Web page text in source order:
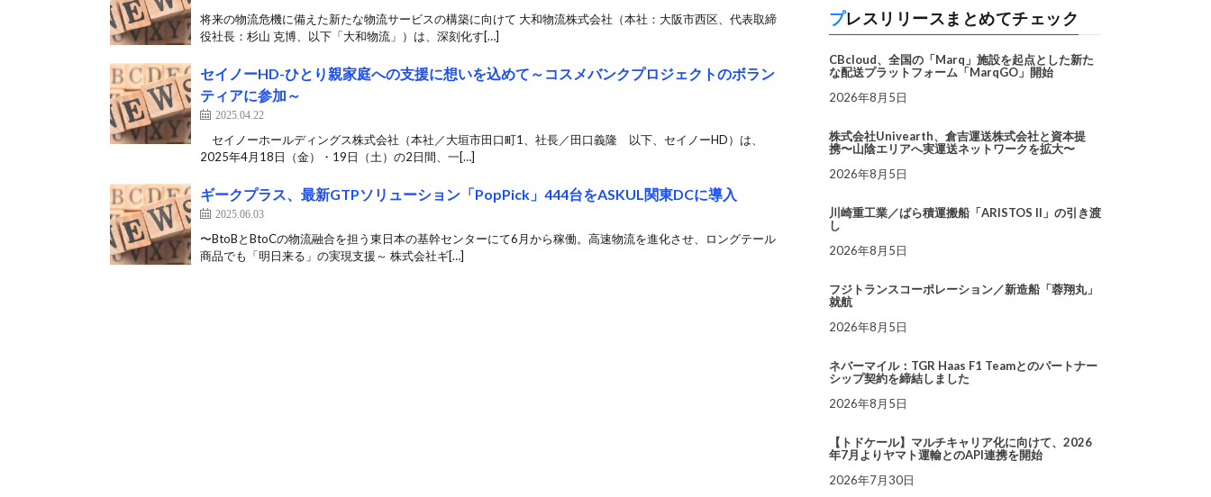
将来の物流危機に備えた新たな物流サービスの構築に向けて 大和物流株式会社（本社：大阪市西区、代表取締
役社長：杉山 克博、以下「大和物流」）は、深刻化す[…]
セイノーHD-ひとり親家庭への支援に想いを込めて～コスメバンクプロジェクトのボラン
ティアに参加～
2025.04.22
セイノーホールディングス株式会社（本社／大垣市田口町1、社長／田口義隆 以下、セイノーHD）は、
2025年4月18日（金）・19日（土）の2日間、一[…]
ギークプラス、最新GTPソリューション「PopPick」444台をASKUL関東DCに導入
2025.06.03
〜BtoBとBtoCの物流融合を担う東日本の基幹センターにて6月から稼働。高速物流を進化させ、ロングテール
商品でも「明日来る」の実現支援～ 株式会社ギ[…]
プレスリリースまとめてチェック
CBcloud、全国の「Marq」施設を起点とした新た
な配送プラットフォーム「MarqGO」開始
2026年8月5日
株式会社Univearth、倉吉運送株式会社と資本提
携〜山陰エリアへ実運送ネットワークを拡大〜
2026年8月5日
川崎重工業／ばら積運搬船「ARISTOS II」の引き渡
し
2026年8月5日
フジトランスコーポレーション／新造船「蓉翔丸」
就航
2026年8月5日
ネバーマイル：TGR Haas F1 Teamとのパートナー
シップ契約を締結しました
2026年8月5日
【トドケール】マルチキャリア化に向けて、2026
年7月よりヤマト運輸とのAPI連携を開始
2026年7月30日